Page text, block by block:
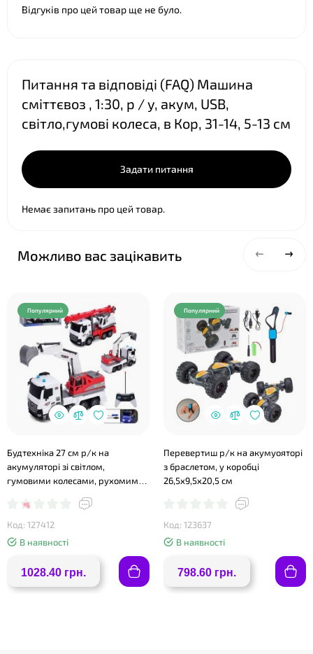
Відгуків про цей товар ще не було.
Питання та відповіді (FAQ) Машина
сміттєвоз , 1:30, р / у, акум, USB,
світло,гумові колеса, в Кор, 31-14, 5-13 см
Задати питання
Немає запитань про цей товар.
Можливо вас зацікавить
Популярний
Будтехніка 27 см р/к на
акумуляторі зі світлом,
гумовими колесами, рухомими
коробці 49х23х17,5 см.
Код: 127412
В наявності
1028.40 грн.
Популярний
Перевертиш р/к на акумуояторі
з браслетом, у коробці
26,5х9,5х20,5 см
Код: 123637
В наявності
798.60 грн.
❤